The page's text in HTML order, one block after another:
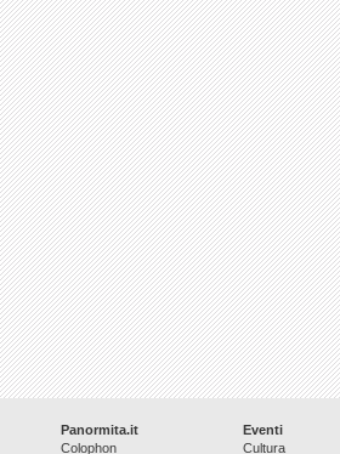
Panormita.it
Colophon
Eventi
Cultura